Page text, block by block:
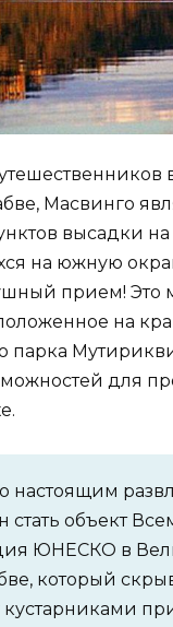
Масвинго
высадки на
на южную
прием! Это
на
парка
для
настоящим
стать объект
ЮНЕСКО в
который